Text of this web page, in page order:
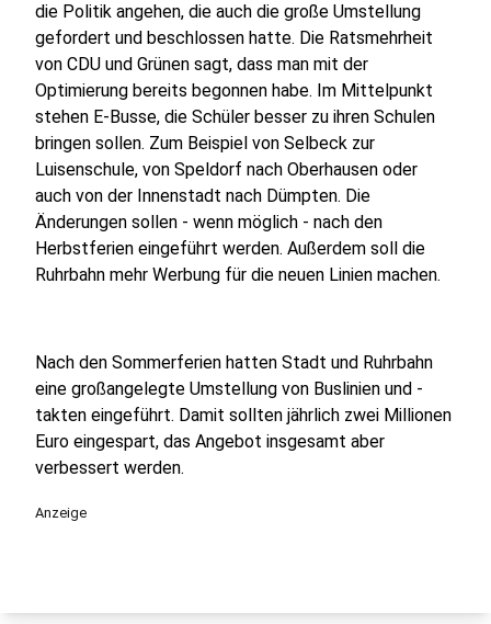
die Politik angehen, die auch die große Umstellung
gefordert und beschlossen hatte. Die Ratsmehrheit
von CDU und Grünen sagt, dass man mit der
Optimierung bereits begonnen habe. Im Mittelpunkt
stehen E-Busse, die Schüler besser zu ihren Schulen
bringen sollen. Zum Beispiel von Selbeck zur
Luisenschule, von Speldorf nach Oberhausen oder
auch von der Innenstadt nach Dümpten. Die
Änderungen sollen - wenn möglich - nach den
Herbstferien eingeführt werden. Außerdem soll die
Ruhrbahn mehr Werbung für die neuen Linien machen.
Nach den Sommerferien hatten Stadt und Ruhrbahn
eine großangelegte Umstellung von Buslinien und -
takten eingeführt. Damit sollten jährlich zwei Millionen
Euro eingespart, das Angebot insgesamt aber
verbessert werden.
Anzeige